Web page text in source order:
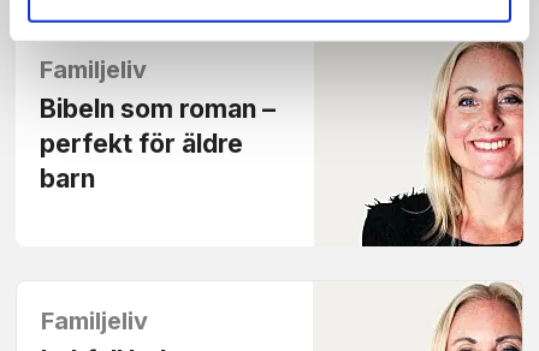
Familjeliv
Bibeln som roman –
perfekt för äldre
barn
Familjeliv